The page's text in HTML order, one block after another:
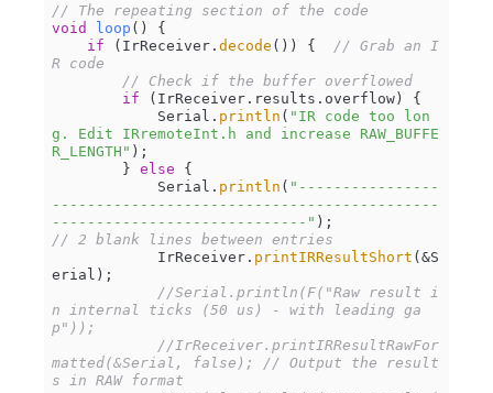
// The repeating section of the code
void
loop ()
{
if (IrReceiver. decode ()) {
// Grab an I
R code
// Check if the buffer overflowed
if (IrReceiver.results.overflow) {
            Serial.
println ( "IR code too lon
g. Edit IRremoteInt.h and increase RAW_BUFFE
R_LENGTH" );
        }
else {
            Serial.
println ( "----------------
--------------------------------------------
-----------------------------"
// 2 blank lines between entries
            IrReceiver.
printIRResultShort (&S
erial);
//Serial.println(F("Raw result i
n internal ticks (50 us) - with leading ga
p"));
//IrReceiver.printIRResultRawFor
matted(&Serial, false); // Output the result
s in RAW format